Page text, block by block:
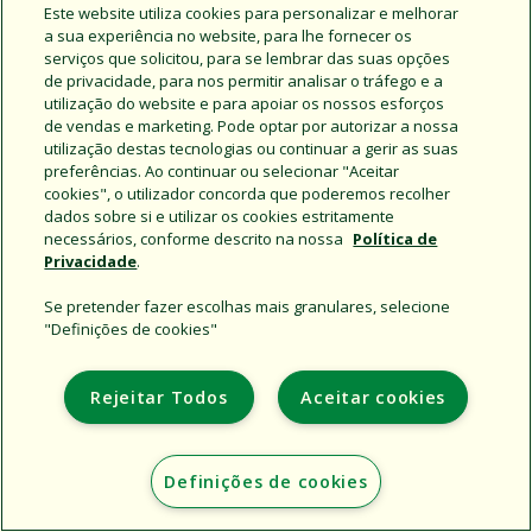
Support
Institucional
Additional Sites
Copyright © 2026 Rain Bird Corporation. All rights reserved.
Este website utiliza cookies para personalizar e melhorar
a sua experiência no website, para lhe fornecer os
serviços que solicitou, para se lembrar das suas opções
de privacidade, para nos permitir analisar o tráfego e a
utilização do website e para apoiar os nossos esforços
de vendas e marketing. Pode optar por autorizar a nossa
utilização destas tecnologias ou continuar a gerir as suas
preferências. Ao continuar ou selecionar "Aceitar
cookies", o utilizador concorda que poderemos recolher
dados sobre si e utilizar os cookies estritamente
necessários, conforme descrito na nossa Política de
Privacidade.
Se pretender fazer escolhas mais granulares, selecione
"Definições de cookies"
Aceitar cookies
Rejeitar Todos
Definições de cookies